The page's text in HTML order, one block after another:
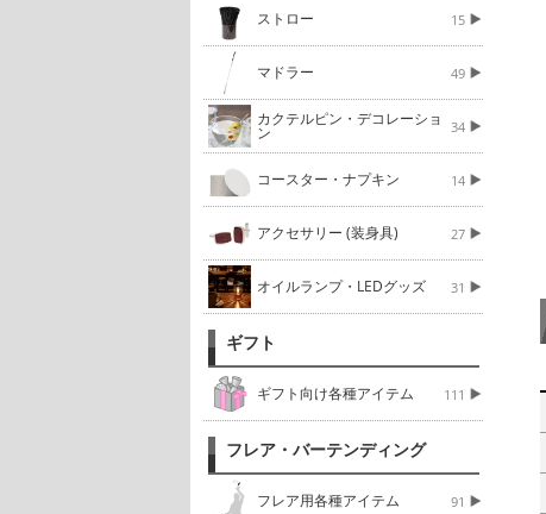
ストロー 15
マドラー 49
カクテルピン・デコレーショ
ン 34
コースター・ナプキン 14
アクセサリー (装身具) 27
オイルランプ・LEDグッズ 31
ギフト
ギフト向け各種アイテム 111
フレア・バーテンディング
フレア用各種アイテム 91